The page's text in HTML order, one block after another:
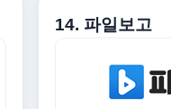
14. 파일보고